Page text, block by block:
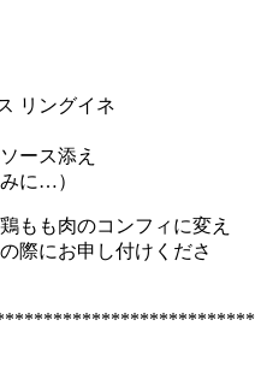
リングイネ
ース添え
に…）
もも肉のコンフィに変え
際にお申し付けくださ